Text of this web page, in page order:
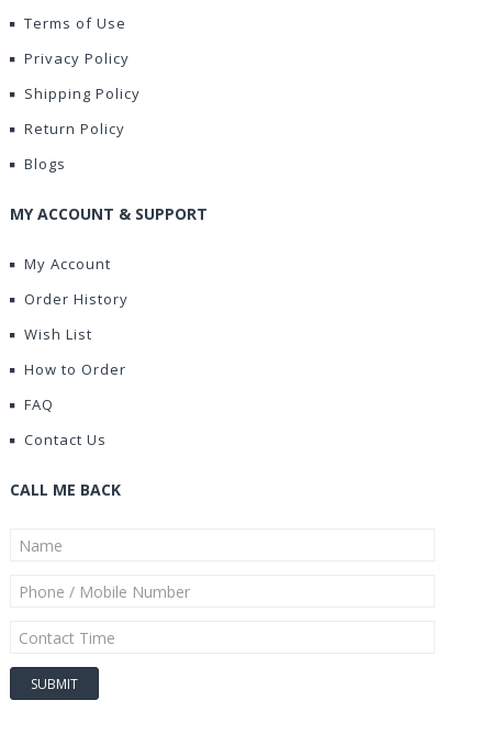
Terms of Use
Privacy Policy
Shipping Policy
Return Policy
Blogs
MY ACCOUNT & SUPPORT
My Account
Order History
Wish List
How to Order
FAQ
Contact Us
CALL ME BACK